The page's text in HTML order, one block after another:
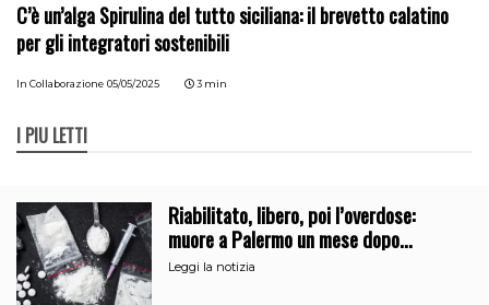
C’è un’alga Spirulina del tutto siciliana: il brevetto calatino
per gli integratori sostenibili
In Collaborazione 05/05/2025 3 min
I PIÙ LETTI
Riabilitato, libero, poi l’overdose:
muore a Palermo un mese dopo
l’uscita dalla comunità
Leggi la notizia